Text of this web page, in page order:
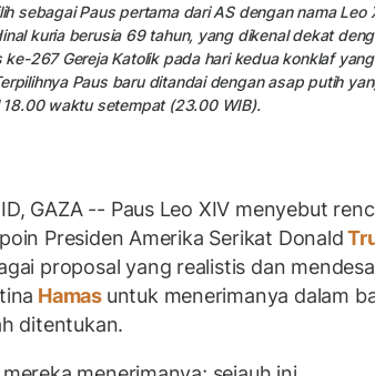
sebagai Paus pertama dari AS dengan nama
kuria berusia 69 tahun, yang dikenal dekat
ke-267 Gereja Katolik pada hari kedua konklaf
Paus baru ditandai dengan asap putih
waktu setempat (23.00 WIB).
GAZA -- Paus Leo XIV menyebut
Presiden Amerika Serikat Donald
proposal yang realistis dan
Hamas untuk menerimanya dalam
ditentukan.